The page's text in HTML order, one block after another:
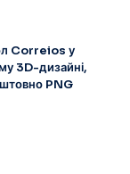
Correios у
3D-дизайні,
PNG